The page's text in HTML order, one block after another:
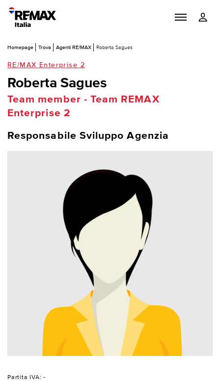
Homepage Trova Agenti RE/MAX Roberta Sagues
RE/MAX Enterprise 2
Roberta Sagues
Team member - Team REMAX
Enterprise 2
Responsabile Sviluppo Agenzia
Partita IVA: -